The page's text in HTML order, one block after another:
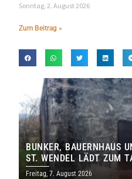
Sonntag, 2. August 2026
Zum Beitrag »
BUNKER, BAUERNHAUS
ST. WENDEL LÄDT ZUM
DENKMALS EIN
Freitag, 7. August 2026